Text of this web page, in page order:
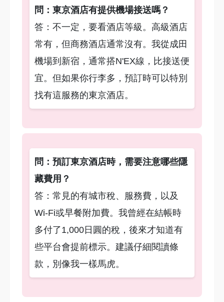
問：東京酒店有提供機場接送嗎？
答：不一定，要看酒店等級。高級酒店
常有，但商務酒店通常沒有。我從成田
機場到新宿，通常搭N'EX線，比接送便
宜。但如果你行李多，預訂時可以特別
找有這服務的東京酒店。
問：預訂東京酒店時，需要注意哪些隱
藏費用？
答：常見的有城市稅、服務費，以及
Wi-Fi或早餐附加費。我曾經在結帳時
多付了1,000日圓的稅，後來才知道有
些平台會提前標示。建議仔細閱讀條
款，別像我一樣馬虎。